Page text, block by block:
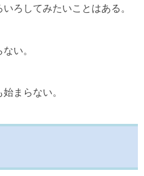
ろしてみたいことはある。
い。
まらない。